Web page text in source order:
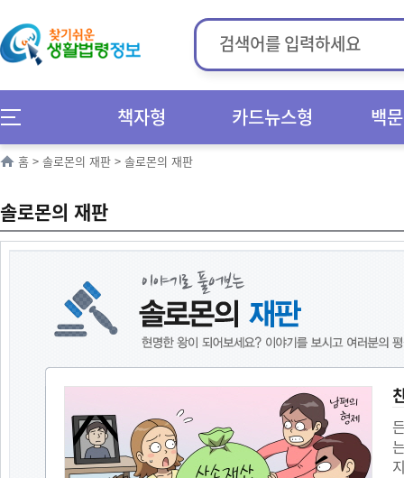
책자형 카드뉴스형 백
홈 > 솔로몬의 재판 > 솔로몬의 재판
솔로몬의 재판